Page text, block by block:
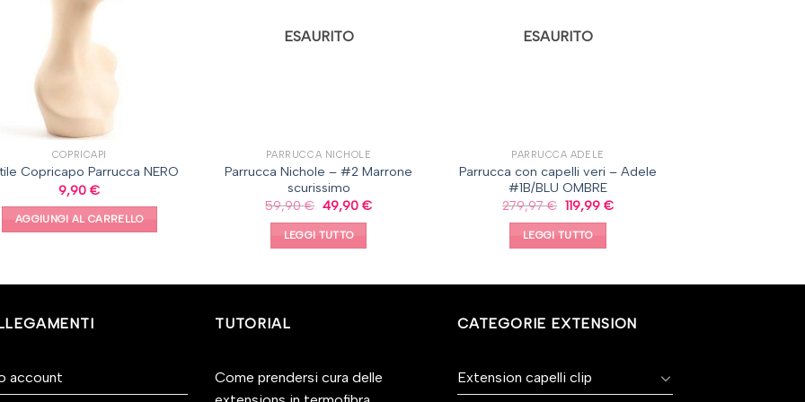
COPRICAPI
Copricapo Parrucca NERO
9,90€
AGGIUNGI AL CARRELLO
ESAURITO
PARRUCCA NICHOLE
Parrucca Nichole – #2 Marrone
scurissimo
59,90€ 49,90 €
LEGGI TUTTO
ESAURITO
PARRUCCA ADELE
Parrucca con capelli veri – Adele
#1B/BLU OMBRE
279,97€ 119,99 €
LEGGI TUTTO
account
TUTORIAL
Come prendersi cura delle
CATEGORIE EXTENSION
Extension capelli clip